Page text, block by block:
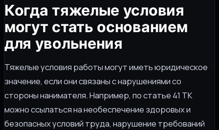
Когда тяжелые условия
могут стать основанием
для увольнения
Тяжелые условия работы могут иметь юридическое
значение, если они связаны с нарушениями со
стороны нанимателя. Например, по статье 41 ТК
можно ссылаться на необеспечение здоровых и
безопасных условий труда, нарушение требований